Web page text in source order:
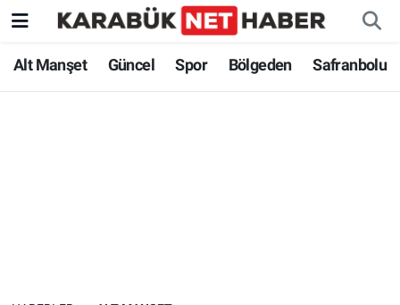
Alt Manşet Güncel Spor Bölgeden Safranbolu